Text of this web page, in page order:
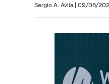
Sergio A. Ávila | 09/08/